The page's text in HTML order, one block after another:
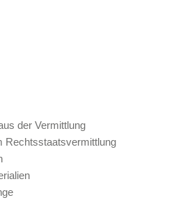
der Vermittlung
Rechtsstaatsvermittlung